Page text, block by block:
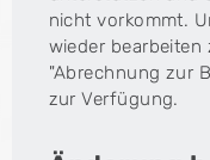
nicht vorkommt.
wieder
"Abrechnung zur
zur Verfügung.